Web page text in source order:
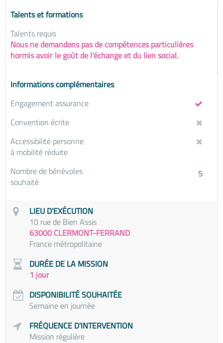
Talents et formations
Talents requis
Nous ne demandons pas de compétences particulières
hormis avoir le goût de l'échange et du lien social.
Informations complémentaires
Engagement assurance
Convention écrite
Accessibilité personne
à mobilité réduite
5
Nombre de bénévoles
souhaité
LIEU D'EXÉCUTION
10 rue de Bien Assis
63000 CLERMONT-FERRAND
France métropolitaine
DURÉE DE LA MISSION
1 jour
DISPONIBILITÉ SOUHAITÉE
Semaine en journée
FRÉQUENCE D'INTERVENTION
Mission régulière